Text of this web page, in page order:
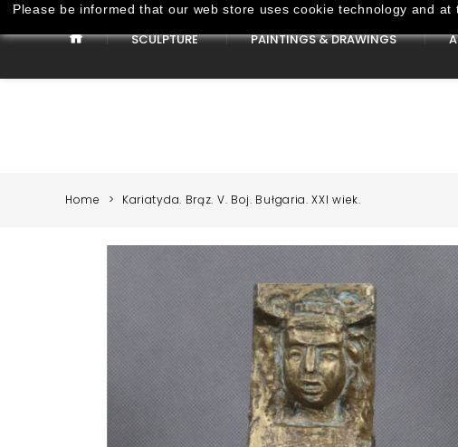
SCULPTURE PAINTINGS & DRAWINGS
Home Kariatyda. Brąz. V. Boj. Bułgaria. XXI wiek.
Please be informed that our web store uses cookie technology and